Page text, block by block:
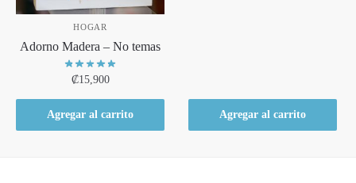
HOGAR
Adorno Madera – No temas
₡15,900
Agregar al carrito Agregar al carrito